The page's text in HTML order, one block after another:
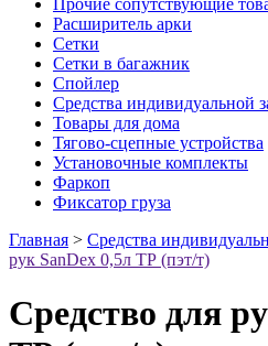
Прочие сопутствующие
Расширитель арки
Сетки
Сетки в багажник
Спойлер
Средства индивидуальной
Товары для дома
Тягово-сцепные устройства
Установочные комплекты
Фаркоп
Фиксатор груза
Главная > Средства
рук SanDex 0,5л ТР (пэт/т)
Средство для